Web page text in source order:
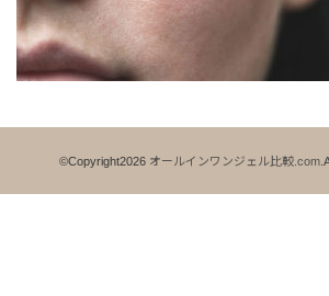
©Copyright2026 オールインワンジェル比較.com